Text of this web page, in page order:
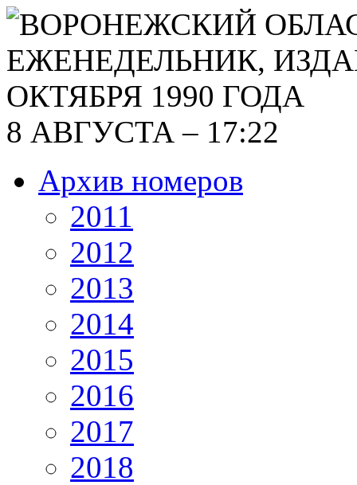
8 АВГУСТА – 17:22
Архив номеров
2011
2012
2013
2014
2015
2016
2017
2018